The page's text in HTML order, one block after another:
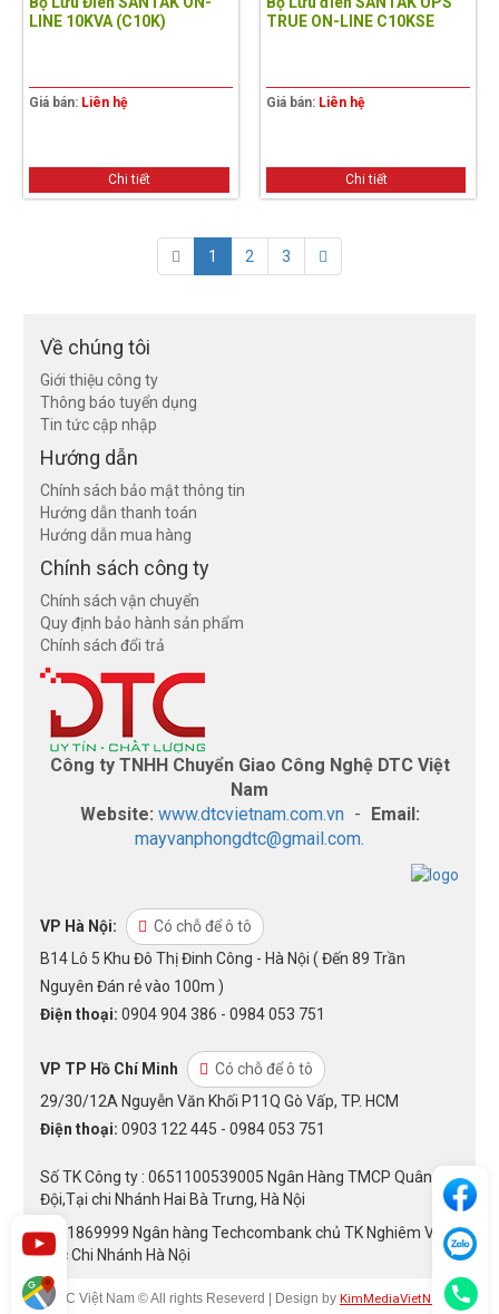
LINE 10KVA (C10K)
Giá bán: Liên hệ
Chi tiết
TRUE ON-LINE C10KSE
Giá bán: Liên hệ
Chi tiết
1 2 3
Về chúng tôi
Giới thiệu công ty
Thông báo tuyển dụng
Tin tức cập nhập
Hướng dẫn
Chính sách bảo mật thông tin
Hướng dẫn thanh toán
Hướng dẫn mua hàng
Chính sách công ty
Chính sách vận chuyển
Quy định bảo hành sản phẩm
Chính sách đổi trả
Công ty TNHH Chuyển Giao Công Nghệ DTC Việt
Nam
Website: www.dtcvietnam.com.vn - Email:
mayvanphongdtc@gmail.com.
VP Hà Nội:
Có chỗ để ô tô
B14 Lô 5 Khu Đô Thị Đinh Công - Hà Nội ( Đến 89 Trần
Nguyên Đán rẻ vào 100m )
Điện thoại: 0904 904 386 - 0984 053 751
VP TP Hồ Chí Minh
Có chỗ để ô tô
29/30/12A Nguyễn Văn Khối P11Q Gò Vấp, TP. HCM
Điện thoại: 0903 122 445 - 0984 053 751
Số TK Công ty : 0651100539005 Ngân Hàng TMCP Quân
Đội,Tại chi Nhánh Hai Bà Trưng, Hà Nội
1301869999 Ngân hàng Techcombank chủ TK Nghiêm Văn
Đức Chi Nhánh Hà Nội
DTC Việt Nam © All rights Reseverd | Design by KimMediaVietNam